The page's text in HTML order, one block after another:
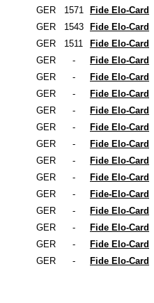
GER 1571
Fide Elo-Card
GER 1543
Fide Elo-Card
GER 1511
Fide Elo-Card
GER -
Fide Elo-Card
GER -
Fide Elo-Card
GER -
Fide Elo-Card
GER -
Fide Elo-Card
GER -
Fide Elo-Card
GER -
Fide Elo-Card
GER -
Fide Elo-Card
GER -
Fide Elo-Card
GER -
Fide-Elo-Card
GER -
Fide Elo-Card
GER -
Fide Elo-Card
GER -
Fide Elo-Card
GER - Fide Elo-Card